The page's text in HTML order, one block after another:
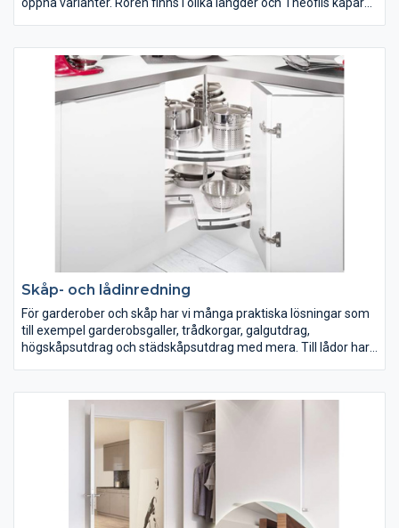
Skåp- och lådinredning
För garderober och skåp har vi många praktiska lösningar som
till exempel garderobsgaller, trådkorgar, galgutdrag,
högskåpsutdrag och städskåpsutdrag med mera. Till lådor har